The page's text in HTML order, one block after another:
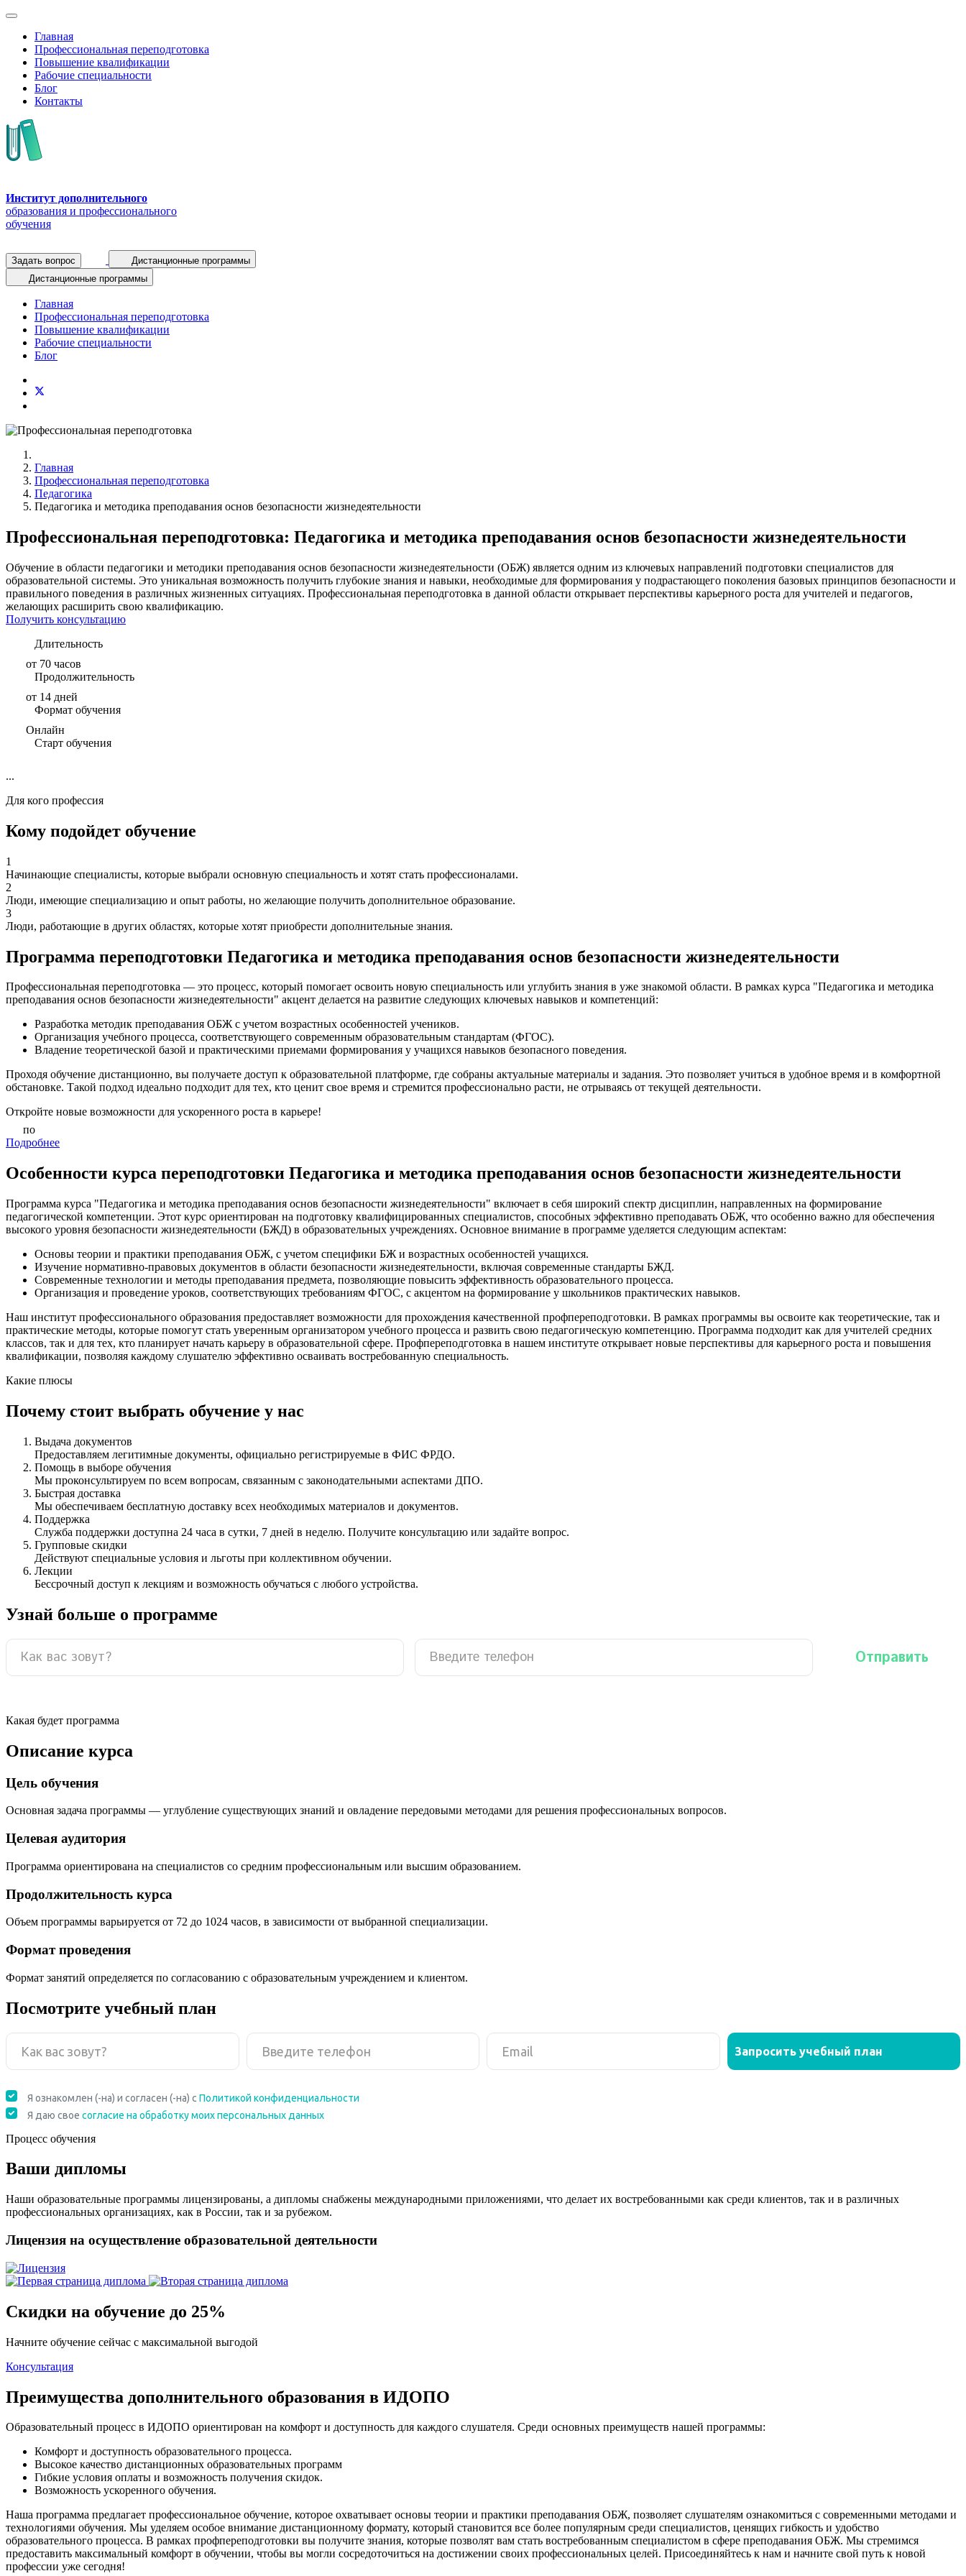
Главная
Профессиональная переподготовка
Повышение квалификации
Рабочие специальности
Блог
Контакты
Институт дополнительного
образования и профессионального
обучения
Задать вопрос
Дистанционные программы
Дистанционные программы
Главная
Профессиональная переподготовка
Повышение квалификации
Рабочие специальности
Блог
Главная
Профессиональная переподготовка
Педагогика
Педагогика и методика преподавания основ безопасности жизнедеятельности
Профессиональная переподготовка: Педагогика и методика преподавания основ безопасности жизнедеятельности
Обучение в области педагогики и методики преподавания основ безопасности жизнедеятельности (ОБЖ) является одним из ключевых направлений подготовки специалистов для
образовательной системы. Это уникальная возможность получить глубокие знания и навыки, необходимые для формирования у подрастающего поколения базовых принципов безопасности и
правильного поведения в различных жизненных ситуациях. Профессиональная переподготовка в данной области открывает перспективы карьерного роста для учителей и педагогов,
желающих расширить свою квалификацию.
Получить консультацию
Длительность
от 70 часов
Продолжительность
от 14 дней
Формат обучения
Онлайн
Старт обучения
...
Для кого профессия
Кому подойдет обучение
1
Начинающие специалисты, которые выбрали основную специальность и хотят стать профессионалами.
2
Люди, имеющие специализацию и опыт работы, но желающие получить дополнительное образование.
3
Люди, работающие в других областях, которые хотят приобрести дополнительные знания.
Программа переподготовки Педагогика и методика преподавания основ безопасности жизнедеятельности
Профессиональная переподготовка — это процесс, который помогает освоить новую специальность или углубить знания в уже знакомой области. В рамках курса "Педагогика и методика
преподавания основ безопасности жизнедеятельности" акцент делается на развитие следующих ключевых навыков и компетенций:
Разработка методик преподавания ОБЖ с учетом возрастных особенностей учеников.
Организация учебного процесса, соответствующего современным образовательным стандартам (ФГОС).
Владение теоретической базой и практическими приемами формирования у учащихся навыков безопасного поведения.
Проходя обучение дистанционно, вы получаете доступ к образовательной платформе, где собраны актуальные материалы и задания. Это позволяет учиться в удобное время и в комфортной
обстановке. Такой подход идеально подходит для тех, кто ценит свое время и стремится профессионально расти, не отрываясь от текущей деятельности.
Откройте новые возможности для ускоренного роста в карьере!
по
Подробнее
Особенности курса переподготовки Педагогика и методика преподавания основ безопасности жизнедеятельности
Программа курса "Педагогика и методика преподавания основ безопасности жизнедеятельности" включает в себя широкий спектр дисциплин, направленных на формирование
педагогической компетенции. Этот курс ориентирован на подготовку квалифицированных специалистов, способных эффективно преподавать ОБЖ, что особенно важно для обеспечения
высокого уровня безопасности жизнедеятельности (БЖД) в образовательных учреждениях. Основное внимание в программе уделяется следующим аспектам:
Основы теории и практики преподавания ОБЖ, с учетом специфики БЖ и возрастных особенностей учащихся.
Изучение нормативно-правовых документов в области безопасности жизнедеятельности, включая современные стандарты БЖД.
Современные технологии и методы преподавания предмета, позволяющие повысить эффективность образовательного процесса.
Организация и проведение уроков, соответствующих требованиям ФГОС, с акцентом на формирование у школьников практических навыков.
Наш институт профессионального образования предоставляет возможности для прохождения качественной профпереподготовки. В рамках программы вы освоите как теоретические, так и
практические методы, которые помогут стать уверенным организатором учебного процесса и развить свою педагогическую компетенцию. Программа подходит как для учителей средних
классов, так и для тех, кто планирует начать карьеру в образовательной сфере. Профпереподготовка в нашем институте открывает новые перспективы для карьерного роста и повышения
квалификации, позволяя каждому слушателю эффективно осваивать востребованную специальность.
Какие плюсы
Почему стоит выбрать обучение у нас
Выдача документов
Предоставляем легитимные документы, официально регистрируемые в ФИС ФРДО.
Помощь в выборе обучения
Мы проконсультируем по всем вопросам, связанным с законодательными аспектами ДПО.
Быстрая доставка
Мы обеспечиваем бесплатную доставку всех необходимых материалов и документов.
Поддержка
Служба поддержки доступна 24 часа в сутки, 7 дней в неделю. Получите консультацию или задайте вопрос.
Групповые скидки
Действуют специальные условия и льготы при коллективном обучении.
Лекции
Бессрочный доступ к лекциям и возможность обучаться с любого устройства.
Узнай больше о программе
Какая будет программа
Описание курса
Цель обучения
Основная задача программы — углубление существующих знаний и овладение передовыми методами для решения профессиональных вопросов.
Целевая аудитория
Программа ориентирована на специалистов со средним профессиональным или высшим образованием.
Продолжительность курса
Объем программы варьируется от 72 до 1024 часов, в зависимости от выбранной специализации.
Формат проведения
Формат занятий определяется по согласованию с образовательным учреждением и клиентом.
Посмотрите учебный план
Процесс обучения
Ваши дипломы
Наши образовательные программы лицензированы, а дипломы снабжены международными приложениями, что делает их востребованными как среди клиентов, так и в различных
профессиональных организациях, как в России, так и за рубежом.
Лицензия на осуществление образовательной деятельности
Скидки на обучение до 25%
Начните обучение сейчас с максимальной выгодой
Консультация
Преимущества дополнительного образования в ИДОПО
Образовательный процесс в ИДОПО ориентирован на комфорт и доступность для каждого слушателя. Среди основных преимуществ нашей программы:
Комфорт и доступность образовательного процесса.
Высокое качество дистанционных образовательных программ
Гибкие условия оплаты и возможность получения скидок.
Возможность ускоренного обучения.
Наша программа предлагает профессиональное обучение, которое охватывает основы теории и практики преподавания ОБЖ, позволяет слушателям ознакомиться с современными методами и
технологиями обучения. Мы уделяем особое внимание дистанционному формату, который становится все более популярным среди специалистов, ценящих гибкость и удобство
образовательного процесса. В рамках профпереподготовки вы получите знания, которые позволят вам стать востребованным специалистом в сфере преподавания ОБЖ. Мы стремимся
предоставить максимальный комфорт в обучении, чтобы вы могли сосредоточиться на достижении своих профессиональных целей. Присоединяйтесь к нам и начните свой путь к новой
профессии уже сегодня!